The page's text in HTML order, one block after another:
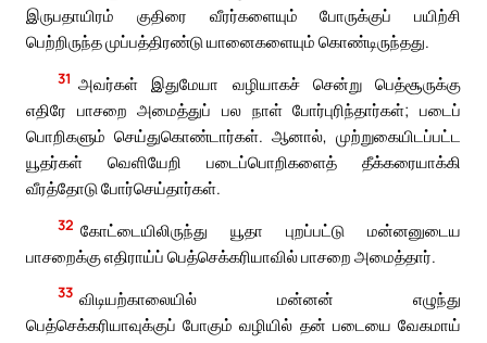
இருபதாயிரம் குதிரை வீரர்களையும் போருக்குப் பயிற்சி
பெற்றிருந்த முப்பத்திரண்டு யானைகளையும் கொண்டிருந்தது.
31 அவர்கள் இதுமேயா வழியாகச் சென்று பெத்சூருக்கு
எதிரே பாசறை அமைத்துப் பல நாள் போர்புரிந்தார்கள்; படைப்
பொறிகளும் செய்துகொண்டார்கள். ஆனால், முற்றுகையிடப்பட்ட
யூதர்கள் வெளியேறி படைப்பொறிகளைத் தீக்கரையாக்கி
வீரத்தோடு போர்செய்தார்கள்.
32 கோட்டையிலிருந்து யூதா புறப்பட்டு மன்னனுடைய
பாசறைக்கு எதிராய்ப் பெத்செக்கரியாவில் பாசறை அமைத்தார்.
33 விடியற்காலையில் மன்னன் எழுந்து
பெத்செக்கரியாவுக்குப் போகும் வழியில் தன் படையை வேகமாய்